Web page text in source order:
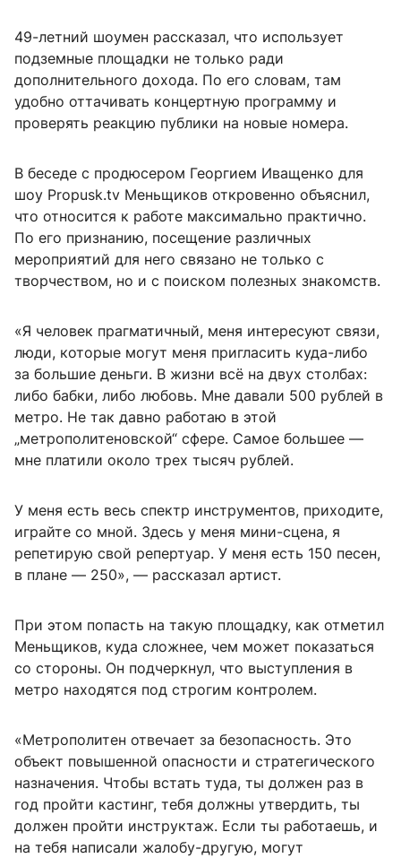
49-летний шоумен рассказал, что использует
подземные площадки не только ради
дополнительного дохода. По его словам, там
удобно оттачивать концертную программу и
проверять реакцию публики на новые номера.
В беседе с продюсером Георгием Иващенко для
шоу Propusk.tv Меньщиков откровенно объяснил,
что относится к работе максимально практично.
По его признанию, посещение различных
мероприятий для него связано не только с
творчеством, но и с поиском полезных знакомств.
«Я человек прагматичный, меня интересуют связи,
люди, которые могут меня пригласить куда-либо
за большие деньги. В жизни всё на двух столбах:
либо бабки, либо любовь. Мне давали 500 рублей в
метро. Не так давно работаю в этой
„метрополитеновской“ сфере. Самое большее —
мне платили около трех тысяч рублей.
У меня есть весь спектр инструментов, приходите,
играйте со мной. Здесь у меня мини-сцена, я
репетирую свой репертуар. У меня есть 150 песен,
в плане — 250», — рассказал артист.
При этом попасть на такую площадку, как отметил
Меньщиков, куда сложнее, чем может показаться
со стороны. Он подчеркнул, что выступления в
метро находятся под строгим контролем.
«Метрополитен отвечает за безопасность. Это
объект повышенной опасности и стратегического
назначения. Чтобы встать туда, ты должен раз в
год пройти кастинг, тебя должны утвердить, ты
должен пройти инструктаж. Если ты работаешь, и
на тебя написали жалобу-другую, могут